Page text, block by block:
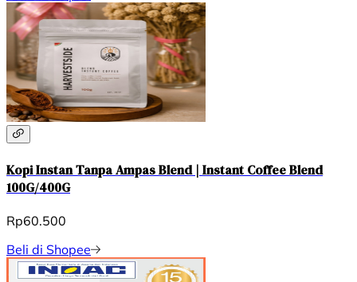
Kopi Instan Tanpa Ampas Blend | Instant Coffee Blend
100G/400G
Rp60.500
Beli di Shopee